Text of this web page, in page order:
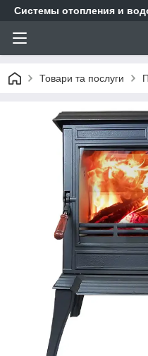
Системы отопления и
Товари та послуги